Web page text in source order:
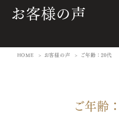
お客様の声
HOME お客様の声 ご年齢：20代
ご年齢